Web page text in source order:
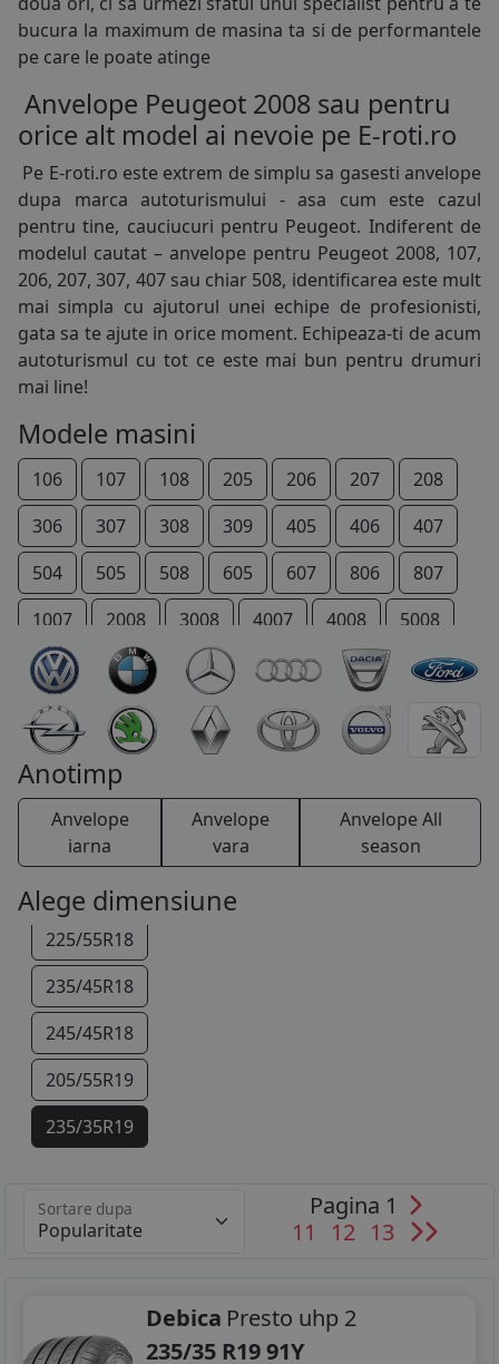
bucura la maximum de masina ta si de performantele
pe care le poate atinge
Anvelope Peugeot 2008 sau pentru
orice alt model ai nevoie pe E-roti.ro
Pe E-roti.ro este extrem de simplu sa gasesti anvelope
dupa marca autoturismului - asa cum este cazul
pentru tine, cauciucuri pentru Peugeot. Indiferent de
modelul cautat – anvelope pentru Peugeot 2008, 107,
206, 207, 307, 407 sau chiar 508, identificarea este mult
mai simpla cu ajutorul unei echipe de profesionisti,
gata sa te ajute in orice moment. Echipeaza-ti de acum
autoturismul cu tot ce este mai bun pentru drumuri
mai line!
Modele masini
106 107 108 205 206 207
208
306
307 308 309 405 406
407
504
505 508 605 607 806
807
1007
2008 3008 4007 4008
5008
206 +
207 + Bipper Boxer
Expert
IOn
P 4 Partner RCZ
Rifter
TRAVELLER
Anotimp
Anvelope
iarna
Anvelope
vara
Anvelope All
season
Alege dimensiune
215/65R16
215/70R16
215/75R16
225/55R16
225/75R16
205/40R17
205/45R17
205/50R17
215/50R17
215/55R17
215/60R17
215/65R17
225/45R17
225/50R17
225/55R17
205/40R18
215/45R18
225/40R18
225/45R18
225/55R18
235/45R18
245/45R18
205/55R19
235/35R19
235/50R19
Sortare dupa
Pagina 1
11
12 13
Debica Presto uhp 2
235/35 R19 91Y